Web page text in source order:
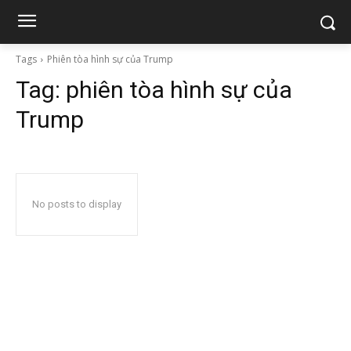
Tags Phiên tòa hình sự của Trump
Tag: phiên tòa hình sự của
Trump
No posts to display